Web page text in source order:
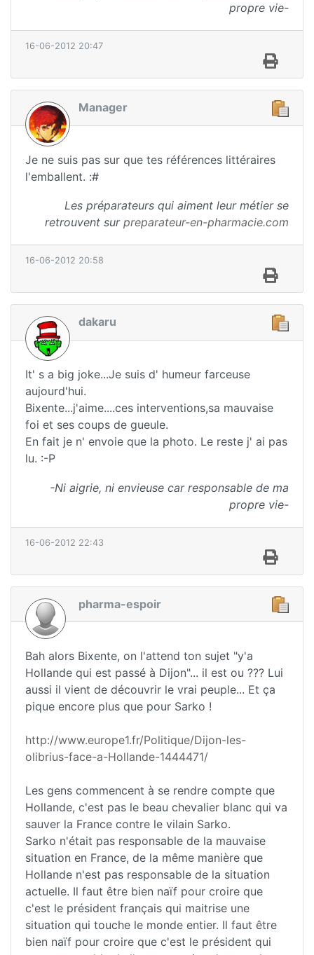
propre vie-
16-06-2012 20:47
Manager
Je ne suis pas sur que tes références littéraires
l'emballent. :#
Les préparateurs qui aiment leur métier se
retrouvent sur preparateur-en-pharmacie.com
16-06-2012 20:58
dakaru
It' s a big joke...Je suis d' humeur farceuse
aujourd'hui.
Bixente...j'aime....ces interventions,sa mauvaise
foi et ses coups de gueule.
En fait je n' envoie que la photo. Le reste j' ai pas
lu. :-P
-Ni aigrie, ni envieuse car responsable de ma
propre vie-
16-06-2012 22:43
pharma-espoir
Bah alors Bixente, on l'attend ton sujet "y'a
Hollande qui est passé à Dijon"... il est ou ??? Lui
aussi il vient de découvrir le vrai peuple... Et ça
pique encore plus que pour Sarko !
http://www.europe1.fr/Politique/Dijon-les-
olibrius-face-a-Hollande-1444471/
Les gens commencent à se rendre compte que
Hollande, c'est pas le beau chevalier blanc qui va
sauver la France contre le vilain Sarko.
Sarko n'était pas responsable de la mauvaise
situation en France, de la même manière que
Hollande n'est pas responsable de la situation
actuelle. Il faut être bien naïf pour croire que
c'est le président français qui maitrise une
situation qui touche le monde entier. Il faut être
bien naïf pour croire que c'est le président qui